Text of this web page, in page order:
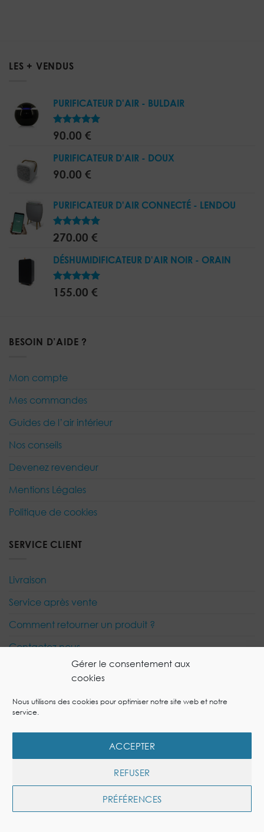
Gérer le consentement aux
cookies
Nous utilisons des cookies pour optimiser notre site web et notre
service.
ACCEPTER
REFUSER
PRÉFÉRENCES
LES + VENDUS
PURIFICATEUR D'AIR - BULDAIR
Note5.00
sur 5
90.00 €
PURIFICATEUR D'AIR - DOUX
90.00 €
PURIFICATEUR D'AIR CONNECTÉ - LENDOU
Note 5.00
sur 5
270.00 €
DÉSHUMIDIFICATEUR D'AIR NOIR - ORAIN
Note 5.00
sur 5
155.00 €
BESOIN D’AIDE ?
Mon compte
Mes commandes
Guides de l’air intérieur
Nos conseils
Devenez revendeur
Mentions Légales
Politique de cookies
SERVICE CLIENT
Livraison
Service après vente
Comment retourner un produit ?
Contactez nous
MON COMPTE
POLITIQUE DE COOKIES
Copyright 2026 © Site Ecommerce réalisé par